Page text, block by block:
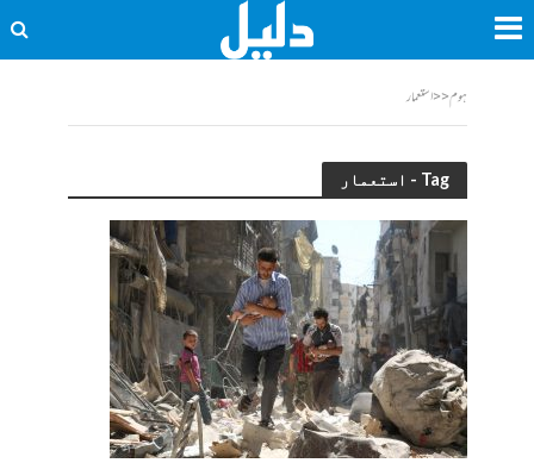
ہوم<<استعمار
Tag - استعمار